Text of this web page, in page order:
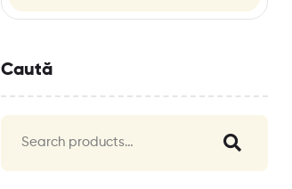
Caută